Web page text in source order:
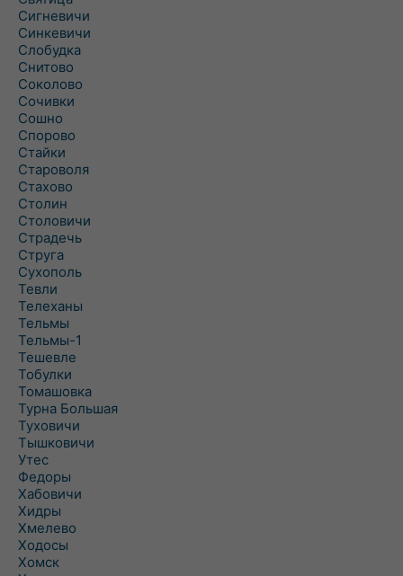
Сигневичи
Синкевичи
Слобудка
Снитово
Соколово
Сочивки
Сошно
Спорово
Стайки
Староволя
Стахово
Столин
Столовичи
Страдечь
Струга
Сухополь
Тевли
Телеханы
Тельмы
Тельмы-1
Тешевле
Тобулки
Томашовка
Турна Большая
Туховичи
Тышковичи
Утес
Федоры
Хабовичи
Хидры
Хмелево
Ходосы
Хомск